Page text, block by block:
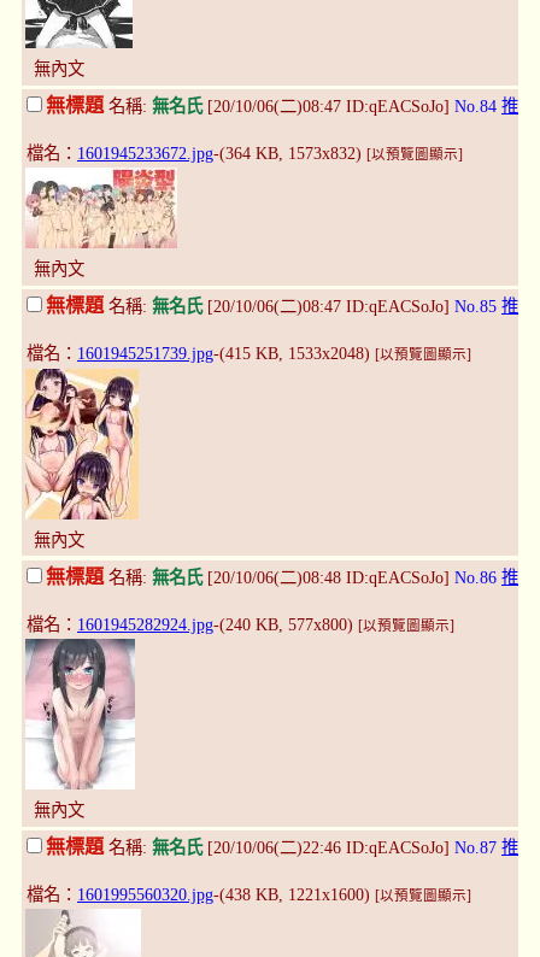
無內文
無標題 名稱: 無名氏[20/10/06(二)08:47 ID:qEACSoJo] No.84 推
檔名： 1601945233672.jpg-(364 KB, 1573x832) [以預覽圖顯示]
無內文
無標題名稱: 無名氏[20/10/06(二)08:47 ID:qEACSoJo] No.85 推
檔名： 1601945251739.jpg-(415 KB, 1533x2048) [以預覽圖顯示]
無內文
無標題 名稱: 無名氏[20/10/06(二)08:48 ID:qEACSoJo] No.86 推
檔名： 1601945282924.jpg-(240 KB, 577x800) [以預覽圖顯示]
無內文
無標題 名稱: 無名氏[20/10/06(二)22:46 ID:qEACSoJo] No.87 推
檔名： 1601995560320.jpg-(438 KB, 1221x1600) [以預覽圖顯示]